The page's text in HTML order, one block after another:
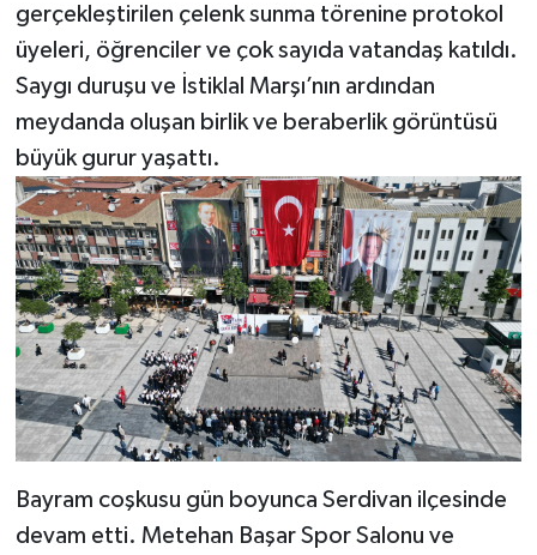
gerçekleştirilen çelenk sunma törenine protokol
üyeleri, öğrenciler ve çok sayıda vatandaş katıldı.
Saygı duruşu ve İstiklal Marşı’nın ardından
meydanda oluşan birlik ve beraberlik görüntüsü
büyük gurur yaşattı.
Bayram coşkusu gün boyunca Serdivan ilçesinde
devam etti. Metehan Başar Spor Salonu ve